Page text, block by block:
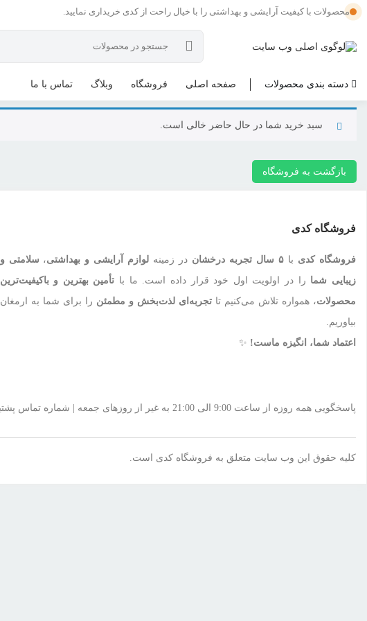
محصولات با کیفیت آرایشی و بهداشتی را با خیال راحت از کدی خریداری نمایید.
دسته بندی محصولات صفحه اصلی فروشگاه وبلاگ تماس با ما
سبد خرید شما در حال حاضر خالی است.
بازگشت به فروشگاه
فروشگاه کدی
فروشگاه کدی با ۵ سال تجربه درخشان در زمینه لوازم آرایشی و بهداشتی، سلامتی و
زیبایی شما را در اولویت اول خود قرار داده است. ما با تأمین بهترین و باکیفیت‌ترین
محصولات، همواره تلاش می‌کنیم تاتجربه‌ای لذت‌بخش و مطمئن را برای شما به ارمغان
بیاوریم.
اعتماد شما، انگیزه ماست! ✨
پاسخگویی همه روزه از ساعت 9:00 الی 21:00 به غیر از روزهای جمعه | شماره تماس پشتیبانی: 09912019071
کلیه حقوق این وب سایت متعلق به فروشگاه کدی است.